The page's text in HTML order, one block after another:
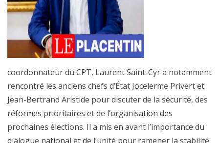
coordonnateur du CPT, Laurent Saint-Cyr a notamment
rencontré les anciens chefs d’État Jocelerme Privert et
Jean-Bertrand Aristide pour discuter de la sécurité, des
réformes prioritaires et de l’organisation des
prochaines élections. Il a mis en avant l’importance du
dialogue national et de l’unité pour ramener la stabilité